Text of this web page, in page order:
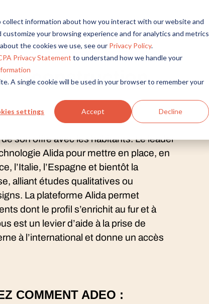
information about how you interact with our website and
your browsing experience and for analytics and metrics
the cookies we use, see our Privacy Policy.
Privacy Statement to understand how we handle your
A single cookie will be used in your browser to remember your
settings Accept Decline
co-construction
son offre avec les habitants. Le leader
Alida pour mettre en place, en
l’Italie, l’Espagne et bientôt la
alliant études qualitatives ou
La plateforme Alida permet
dont le profil s’enrichit au fur et à
est un levier d’aide à la prise de
à l’international et donne un accès
COMMENT ADEO :